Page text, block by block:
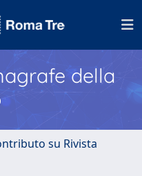
della
su Rivista